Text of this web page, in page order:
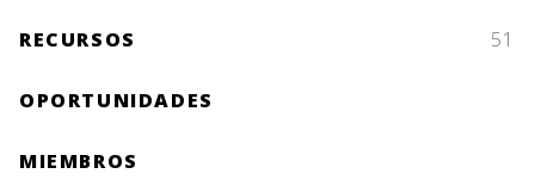
RECURSOS 51
OPORTUNIDADES
MIEMBROS